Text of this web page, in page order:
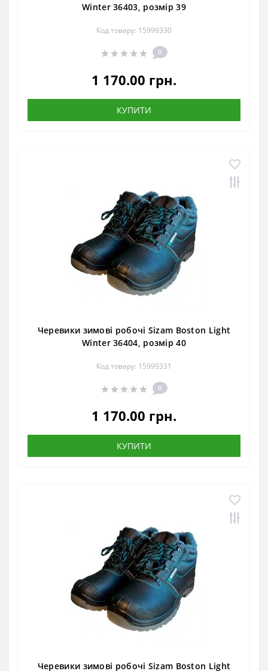
Winter 36403, розмір 39
Код товару: 15999330
0
1 170.00 грн.
КУПИТИ
Черевики зимові робочі Sizam Boston Light
Winter 36404, розмір 40
Код товару: 15999331
0
1 170.00 грн.
КУПИТИ
Черевики зимові робочі Sizam Boston Light